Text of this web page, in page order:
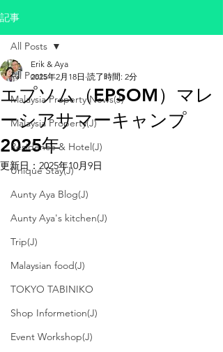
記事
All Posts
Malaysia Property News(J)
Malaysia Property(J)
Residence & Hotel(J)
Unique Stay(J)
Aunty Aya Blog(J)
Aunty Aya's kitchen(J)
Trip(J)
Malaysian food(J)
TOKYO TABINIKO
Shop Informetion(J)
Event Workshop(J)
All Posts
エプソム（EPSOM）マレ
ーシアサマーキャンプ
2025年
Erik & Aya
2025年2月18日 読了時間: 2分
更新日： 2025年10月9日